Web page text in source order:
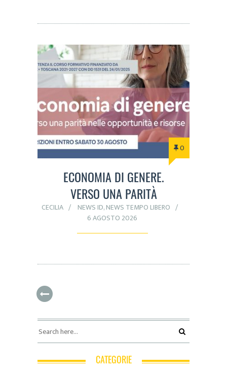
0
ECONOMIA DI GENERE.
VERSO UNA PARITÀ
CECILIA NEWS ID,NEWS TEMPO LIBERO
6 AGOSTO 2026
CATEGORIE